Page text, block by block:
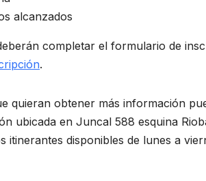
alcanzados
completar el formulario de
.
quieran obtener más información
ubicada en Juncal 588 esquina
itinerantes disponibles de lunes a